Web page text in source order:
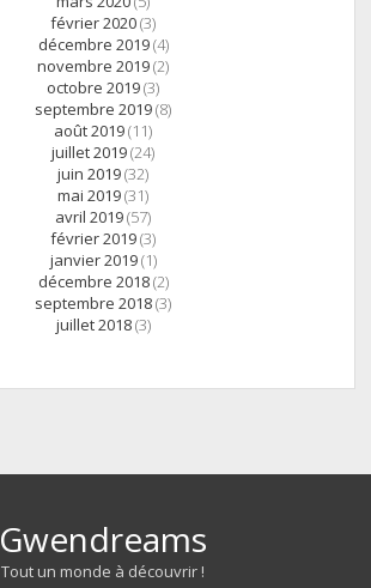
février 2020(3)
décembre 2019(4)
novembre 2019(2)
octobre 2019(3)
septembre 2019(8)
août 2019(11)
juillet 2019(24)
juin 2019(32)
mai 2019(31)
avril 2019(57)
février 2019(3)
janvier 2019(1)
décembre 2018(2)
septembre 2018(3)
juillet 2018(3)
Gwendreams
Tout un monde à découvrir !